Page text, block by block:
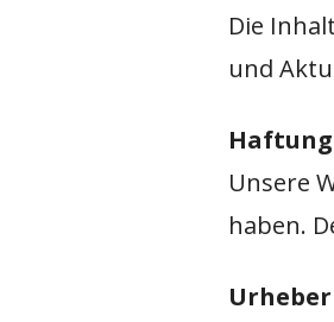
Die
und
Unsere
haben.